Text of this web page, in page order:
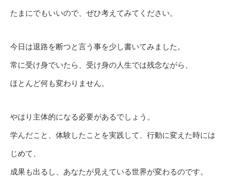
たまにでもいいので、ぜひ考えてみてください。
今日は退路を断つと言う事を少し書いてみました。
常に受け身でいたら、受け身の人生では残念ながら、
ほとんど何も変わりません。
やはり主体的になる必要があるでしょう。
学んだこと、体験したことを実践して、行動に変えた時には
じめて、
成果も出るし、あなたが見えている世界が変わるのです。